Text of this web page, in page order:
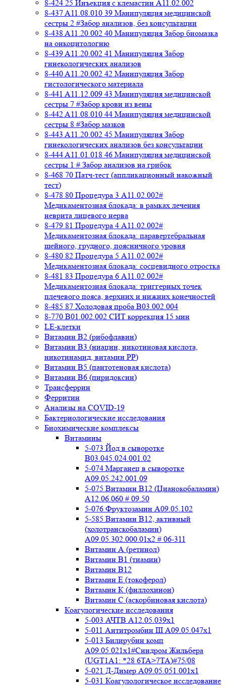
8-424 25 Инъекция с клемастин A11.02.002
8-437 A11.08.010 39 Манипуляция медицинской
сестры 2 #Забор анализов, без консультации
8-438 A11.20.002 40 Манипуляция Забор биомазка
на онкоцитологию
8-439 A11.20.002 41 Манипуляция Забор
гинекологических анализов
8-440 A11.20.002 42 Манипуляция Забор
гистологического материала
8-441 A11.12.009 43 Манипуляция медицинской
сестры 7 #Забор крови из вены
8-442 A11.08.010 44 Манипуляция медицинской
сестры 8 #Забор мазков
8-443 A11.20.002 45 Манипуляция Забор
гинекологических анализов без консультации
8-444 A11.01.018 46 Манипуляция медицинской
сестры 1 # Забор анализов на грибок
8-468 70 Патч-тест (аппликационный накожный
тест)
8-478 80 Процедура 3 A11.02.002#
Медикаментозная блокада: в рамках лечения
неврита лицевого нерва
8-479 81 Процедура 4 A11.02.002#
Медикаментозная блокада: паравертебральная
шейного, грудного, поясничного уровня
8-480 82 Процедура 5 A11.02.002#
Медикаментозная блокада: сосцевидного отростка
8-481 83 Процедура 6 A11.02.002#
Медикаментозная блокада: триггерных точек
плечевого пояса, верхних и нижних конечностей
8-485 87 Холодовая проба В03.002.004
8-770 B01.002.002 СИТ коррекция 15 мин
LE-клетки
Витамин В2 (рибофлавин)
Витамин В3 (ниацин, никотиновая кислота,
никотинамид, витамин PP)
Витамин В5 (пантотеновая кислота)
Витамин В6 (пиридоксин)
Трансферрин
Ферритин
Анализы на COVID-19
Бактериологические исследования
Биохимические комплексы
Витамины
5-073 Йод в сыворотке
B03.045.024.001.02
5-074 Марганец в сыворотке
A09.05.242.001.09
5-075 Витамин В12 (Цианокобаламин)
A12.06.060 # 09.50
5-076 Фруктозамин A09.05.102
5-585 Витамин B12, активный
(холотранскобаламин)
A09.05.302.000.01x2 # 06-311
Витамин А (ретинол)
Витамин В1 (тиамин)
Витамин В12
Витамин Е (токоферол)
Витамин К (филлохинон)
Витамин С (аскорбиновая кислота)
Коагулогические исследования
5-003 АЧТВ А12.05.039x1
5-011 Антитромбин III А09.05.047x1
5-013 Билирубин комп
A09.05.021x1#Синдром Жильбера
(UGT1A1: *28 6TA>7TA)#75/08
5-021 Д-Димер А09.05.051.001x1
5-031 Коагулологическое исследование